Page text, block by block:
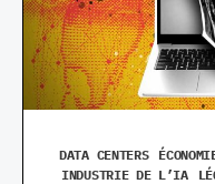
DATA CENTERS
INDUSTRIE DE L’IA